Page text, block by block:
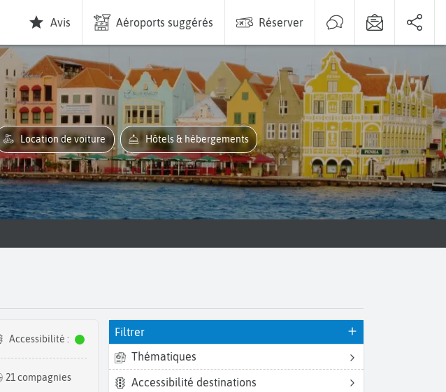
Avis Aéroports suggérés Réserver
Location de voiture Hôtels & hébergements
Accessibilité :
21 compagnies
Filtrer
Thématiques
Accessibilité destinations